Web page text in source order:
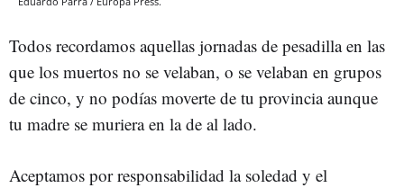
Todos recordamos aquellas jornadas de pesadilla en las
que los muertos no se velaban, o se velaban en grupos
de cinco, y no podías moverte de tu provincia aunque
tu madre se muriera en la de al lado.
Aceptamos por responsabilidad la soledad y el